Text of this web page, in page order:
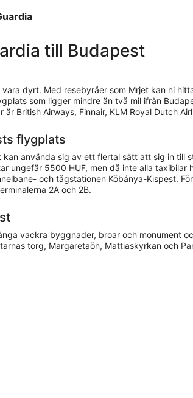
dagar
sen
till Budapest
dyrt. Med resebyråer som Mrjet kan ni
som ligger mindre än två mil ifrån
British Airways, Finnair, KLM Royal Dutch
flygplats
använda sig av ett flertal sätt att sig in till
ungefär 5500 HUF, men då inte alla
och tågstationen Köbánya-Kispest.
2A och 2B.
vackra byggnader, broar och monument
torg, Margaretaön, Mattiaskyrkan och